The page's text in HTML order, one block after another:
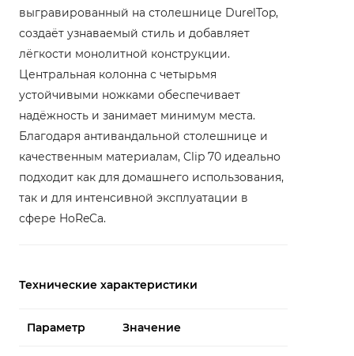
выгравированный на столешнице DurelTop,
создаёт узнаваемый стиль и добавляет
лёгкости монолитной конструкции.
Центральная колонна с четырьмя
устойчивыми ножками обеспечивает
надёжность и занимает минимум места.
Благодаря антивандальной столешнице и
качественным материалам, Clip 70 идеально
подходит как для домашнего использования,
так и для интенсивной эксплуатации в
сфере HoReCa.
Технические характеристики
Параметр Значение